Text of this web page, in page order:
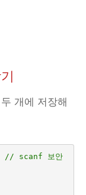
개에 저장해
// scanf 보안